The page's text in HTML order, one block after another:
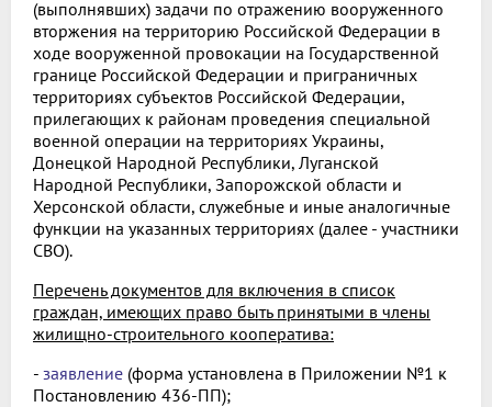
(выполнявших) задачи по отражению вооруженного
вторжения на территорию Российской Федерации в
ходе вооруженной провокации на Государственной
границе Российской Федерации и приграничных
территориях субъектов Российской Федерации,
прилегающих к районам проведения специальной
военной операции на территориях Украины,
Донецкой Народной Республики, Луганской
Народной Республики, Запорожской области и
Херсонской области, служебные и иные аналогичные
функции на указанных территориях (далее - участники
СВО).
Перечень документов для включения в список
граждан, имеющих право быть принятыми в члены
жилищно-строительного кооператива:
- заявление (форма установлена в Приложении №1 к
Постановлению 436-ПП);